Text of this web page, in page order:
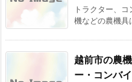
トラクター、
機などの農機具
越前市の農
ー・コンバ